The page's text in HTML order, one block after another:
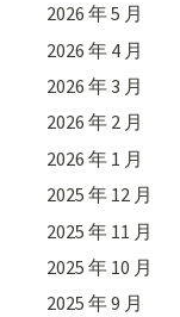
2026 年 5 月
2026 年 4 月
2026 年 3 月
2026 年 2 月
2026 年 1 月
2025 年 12 月
2025 年 11 月
2025 年 10 月
2025 年 9 月